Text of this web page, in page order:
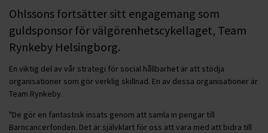
Ohlssons fortsätter sitt engagemang som
guldsponsor för välgörenhetscykellaget, Team
Rynkeby Helsingborg.
En viktig del av vår strategi för social hållbarhet är att stödja
organisationer som gör verklig skillnad. En av dessa organisationer är
Team Rynkeby.
"De gör en fantastisk insats genom att samla in pengar till
Barncancerfonden. Det är självklart för oss att vara med att bidra till